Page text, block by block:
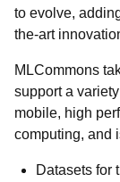
to evolve,
the-art
MLCommons
support a
mobile, high
computing, and
Datasets for